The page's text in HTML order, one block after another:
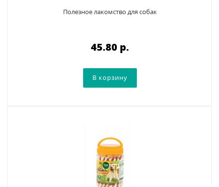
Полезное лакомство для собак
45.80 p.